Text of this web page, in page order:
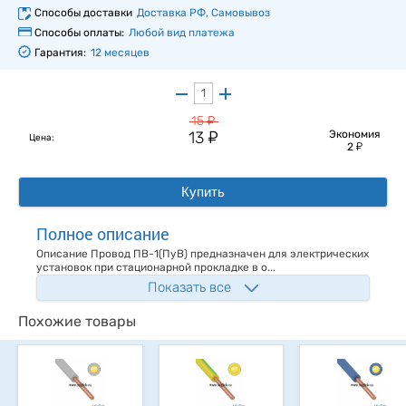
Способы доставки Доставка РФ, Самовывоз
Способы оплаты: Любой вид платежа
Гарантия: 12 месяцев
Цена:
15у
13 у
Экономия
2 у
Купить
Полное описание
Описание Провод ПВ-1(ПуВ) предназначен для электрических
установок при стационарной прокладке в о...
Показать все
Похожие товары